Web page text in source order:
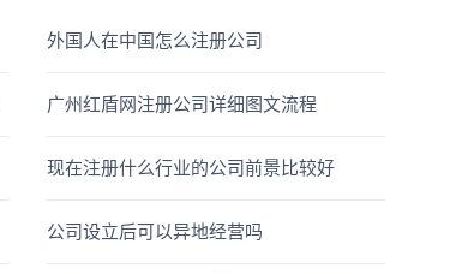
外国人在中国怎么注册公司
广州红盾网注册公司详细图文流程
现在注册什么行业的公司前景比较好
公司设立后可以异地经营吗